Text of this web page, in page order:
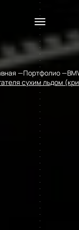
Портфолио
сухим льдом